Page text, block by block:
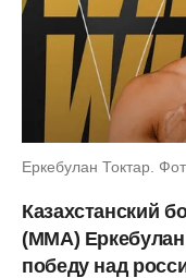
Еркебулан Токтар.
Казахстанский
(ММА)
победу над